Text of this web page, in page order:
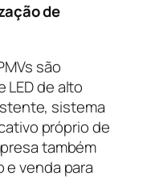
de
são
de alto
sistema
próprio de
também
venda para